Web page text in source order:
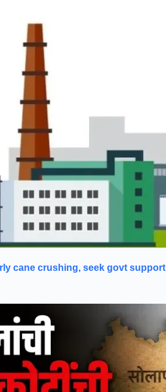
cane crushing, seek govt support